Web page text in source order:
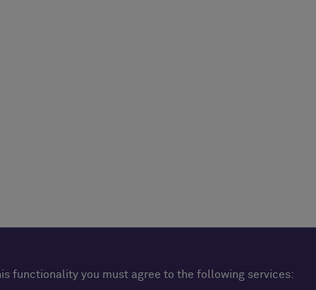
functionality you must agree to the following services: